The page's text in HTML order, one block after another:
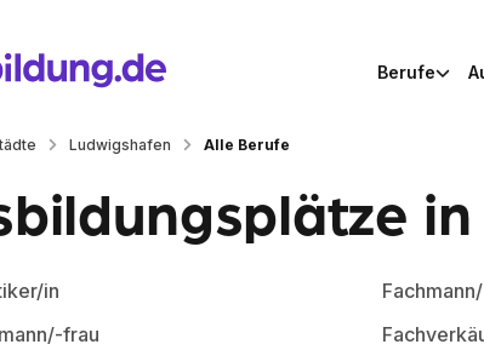
Berufe
Ludwigshafen Alle Berufe
in
frau